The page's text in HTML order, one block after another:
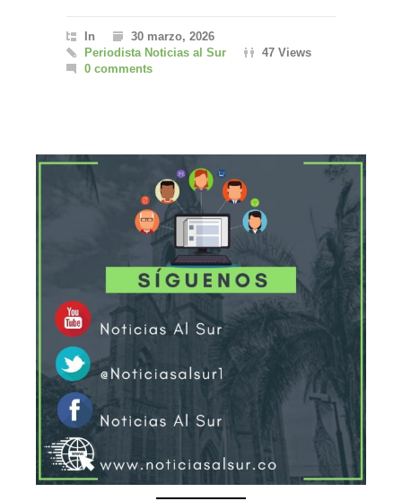
In
30 marzo, 2026
Periodista Noticias al Sur
47 Views
0 comments